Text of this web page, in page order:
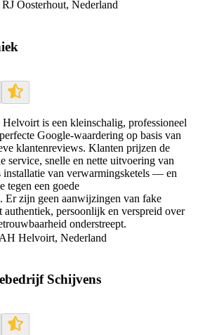
Oosterhout, Nederland
is een kleinschalig, professioneel
Google‑waardering op basis van
klantenreviews. Klanten prijzen de
service, snelle en nette uitvoering van
van verwarmingsketels — en
tegen een goede
Er zijn geen aanwijzingen van fake
persoonlijk en verspreid over
onderstreept.
Helvoirt, Nederland
Schijvens